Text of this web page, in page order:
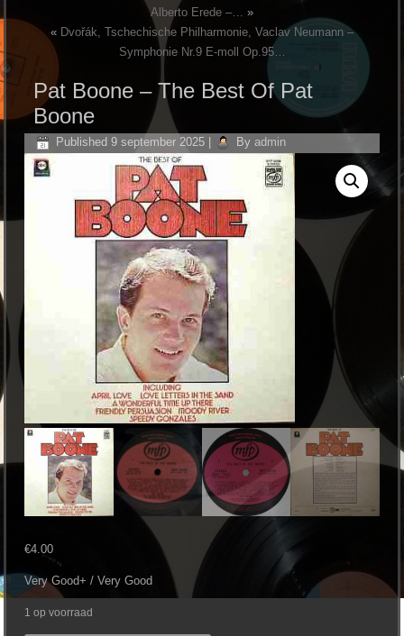
Alberto Erede –…
»
« Dvořák, Tschechische Philharmonie, Vaclav Neumann ‎–
Symphonie Nr.9 E-moll Op.95…
Pat Boone ‎– The Best Of Pat
Boone
Published 9 september 2025 By admin
€4.00
Very Good+ / Very Good
1 op voorraad